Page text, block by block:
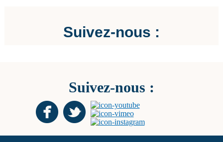
Suivez-nous :
Suivez-nous :